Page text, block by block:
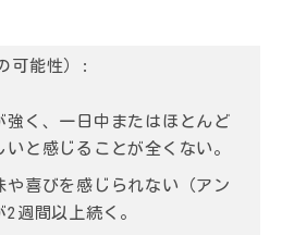
可能性）:
強く、一日中またはほとんど
と感じることが全くない。
や喜びを感じられない（アン
週間以上続く。